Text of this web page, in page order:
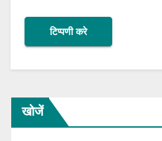
खोजें